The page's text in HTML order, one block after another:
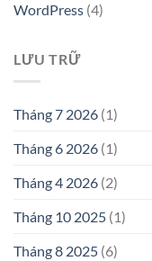
WordPress (4)
LƯU TRỮ
Tháng 7 2026 (1)
Tháng 6 2026 (1)
Tháng 4 2026 (2)
Tháng 10 2025 (1)
Tháng 8 2025 (6)